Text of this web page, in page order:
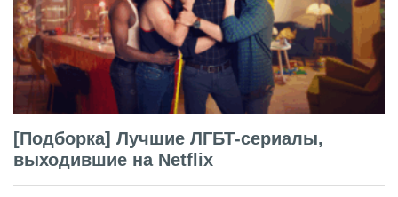
[Подборка] Лучшие ЛГБТ-сериалы,
выходившие на Netflix